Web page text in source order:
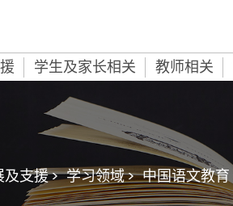
学生及家长相关 教师相关
支援 > 学习领域 > 中国语文教育